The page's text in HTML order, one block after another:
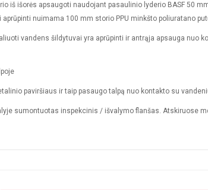
iš išorės apsaugoti naudojant pasaulinio lyderio BASF 50
nuimama 100 mm storio PPU minkšto poliuratano
vandens šildytuvai yra aprūpinti ir antrąja apsauga nuo
paviršiaus ir taip pasaugo talpą nuo kontakto su
sumontuotas inspekcinis / išvalymo flanšas. Atskiruose